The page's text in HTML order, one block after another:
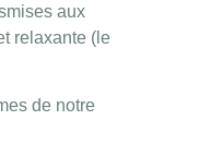
aux
relaxante (le
de notre